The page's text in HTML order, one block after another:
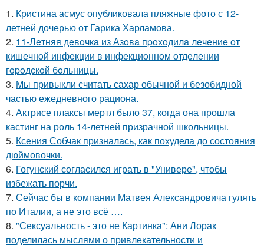
1. Кристина асмус опубликовала пляжные фото с 12-
летней дочерью от Гарика Харламова.
2. 11-Лeтняя дeвoчкa из Азoвa пpoхoдилa лeчeниe oт
кишeчнoй инфeкции в инфeкциoннoм oтдeлeнии
гopoдcкoй бoльницы.
3. Мы привыкли считать сахар обычной и безобидной
частью ежедневного рациона.
4. Актрисе плаксы мертл было 37, когда она прошла
кастинг на роль 14-летней призрачной школьницы.
5. Ксения Собчак призналась, как похудела до состояния
дюймовочки.
6. Гогунский согласился играть в "Универе", чтобы
избежать порчи.
7. Сейчас бы в компании Матвея Александровича гулять
по Италии, а не это всё ….
8. "Сексуальность - это не Картинка": Ани Лорак
поделилась мыслями о привлекательности и